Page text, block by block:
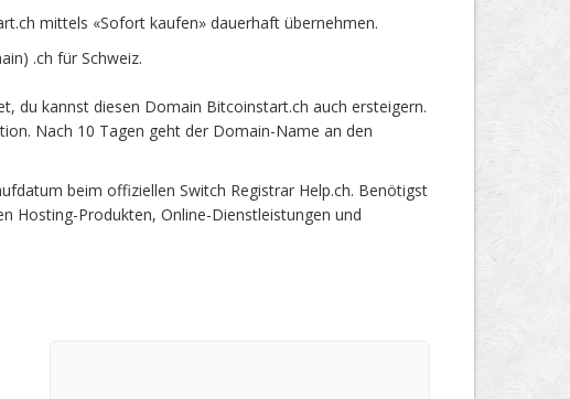
mittels «Sofort kaufen» dauerhaft übernehmen.
.ch für Schweiz.
du kannst diesen Domain Bitcoinstart.ch auch ersteigern.
Nach 10 Tagen geht der Domain-Name an den
beim offiziellen Switch Registrar Help.ch. Benötigst
Hosting-Produkten, Online-Dienstleistungen und